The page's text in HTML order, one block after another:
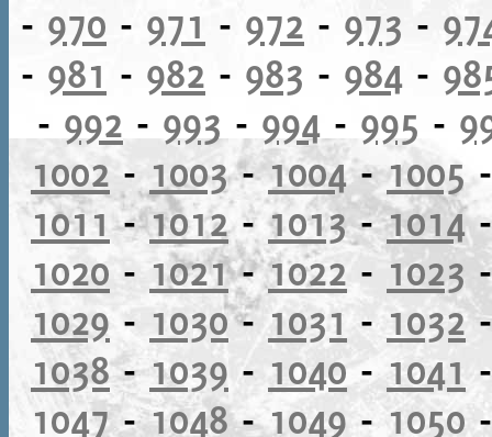
- 970 - 971 - 972 - 973 -
- 981 - 982 - 983 - 984 -
- 992 - 993 - 994 - 995 -
1002 - 1003-1004-1005
1011-1012-1013-1014
1020 - 1021-1022 - 1023
1029 - 1030-1031 - 1032
1038-1039 - 1040-1041
1047-1048-1049-1050